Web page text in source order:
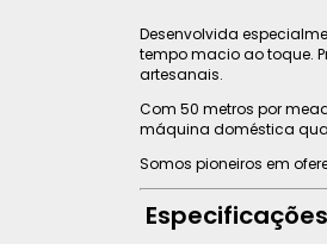
Desenvolvida
tempo macio ao toque.
artesanais.
Com 50 metros por
máquina doméstica
Somos pioneiros em